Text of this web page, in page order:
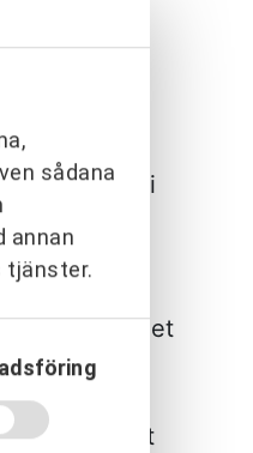
sådana
annan
tjänster.
är det få i
flesta
att
sidan är det
viljor om
alternativ
samtidigt